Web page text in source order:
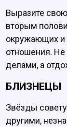
Выразите
вторым
окружающих и
отношения. Не
делами, а
БЛИЗНЕЦЫ
Звёзды
другими,